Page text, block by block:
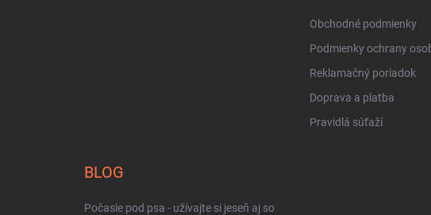
Obchodné podmienky
Podmienky ochrany
Reklamačný poriadok
Doprava a platba
Pravidlá súťaží
BLOG
Počasie pod psa - užívajte si jeseň aj so